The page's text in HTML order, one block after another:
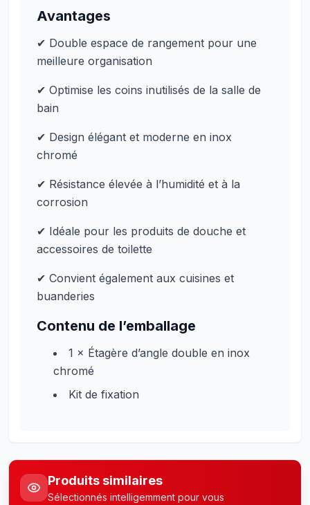
Avantages
✔ Double espace de rangement pour une
meilleure organisation
✔ Optimise les coins inutilisés de la salle de
bain
✔ Design élégant et moderne en inox
chromé
✔ Résistance élevée à l’humidité et à la
corrosion
✔ Idéale pour les produits de douche et
accessoires de toilette
✔ Convient également aux cuisines et
buanderies
Contenu de l’emballage
1 × Étagère d’angle double en inox
chromé
Kit de fixation
Produits similaires
Sélectionnés intelligemment pour vous